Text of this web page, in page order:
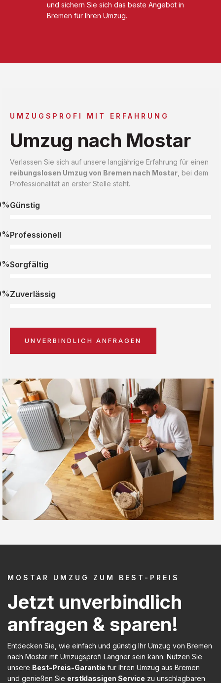
und sichern Sie sich das beste Angebot in
Bremen für Ihren Umzug.
UMZUGSPROFI MIT ERFAHRUNG
Umzug nach Mostar
Verlassen Sie sich auf unsere langjährige Erfahrung für einen
reibungslosen Umzug von Bremen nach Mostar , bei dem
Professionalität an erster Stelle steht.
Günstig
Professionell
Sorgfältig
Zuverlässig
UNVERBINDLICH ANFRAGEN
MOSTAR UMZUG ZUM BEST-PREIS
Jetzt unverbindlich
anfragen & sparen!
Entdecken Sie, wie einfach und günstig Ihr Umzug von Bremen
nach Mostar mit Umzugsprofi Langner sein kann: Nutzen Sie
unsere Best-Preis-Garantie für Ihren Umzug aus Bremen
und genießen Sie erstklassigen Service zu unschlagbaren